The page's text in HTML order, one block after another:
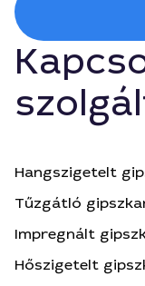
Hangszigetelt
Tűzgátló
Impregnált
Hőszigetelt